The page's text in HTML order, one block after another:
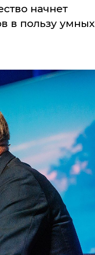
начнет
в пользу умных